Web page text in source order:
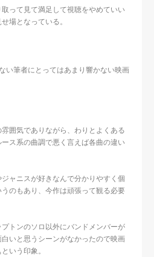
って見て満足して視聴をやめていい
場となっている。
い筆者にとってはあまり響かない映画
囲気でありながら、わりとよくある
ス系の曲調で悪く言えば各曲の違い
ャニスが好きなんで分かりやすく個
のもあり、今作は頑張って観る必要
トンのソロ以外にバンドメンバーが
いと思うシーンがなかったので映画
いう印象。